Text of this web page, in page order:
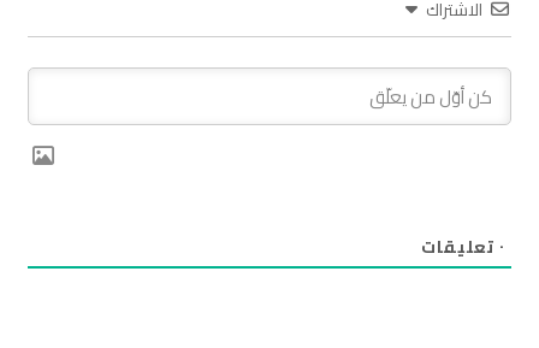
الاشتراك
٠ تعليقات